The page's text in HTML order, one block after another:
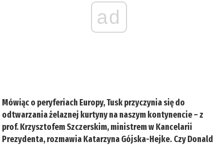
ad
Mówiąc o peryferiach Europy, Tusk przyczynia się do
odtwarzania żelaznej kurtyny na naszym kontynencie – z
prof. Krzysztofem Szczerskim, ministrem w Kancelarii
Prezydenta, rozmawia Katarzyna Gójska-Hejke. Czy Donald